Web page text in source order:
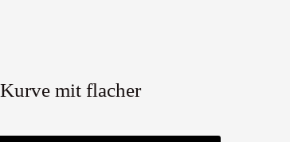
mit flacher